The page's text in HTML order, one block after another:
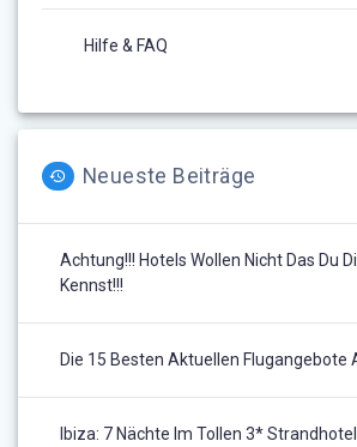
Hilfe & FAQ
Neueste Beiträge
Achtung!!! Hotels Wollen Nicht Das Du
Kennst!!!
Die 15 Besten Aktuellen Flugangebote
Ibiza: 7 Nächte Im Tollen 3*